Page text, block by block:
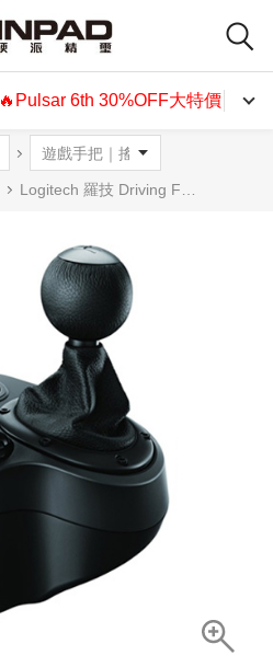
🔥Pulsar 6th 30%OFF大特價🔥
Logitech 羅技 Driving Force Shifter變速器